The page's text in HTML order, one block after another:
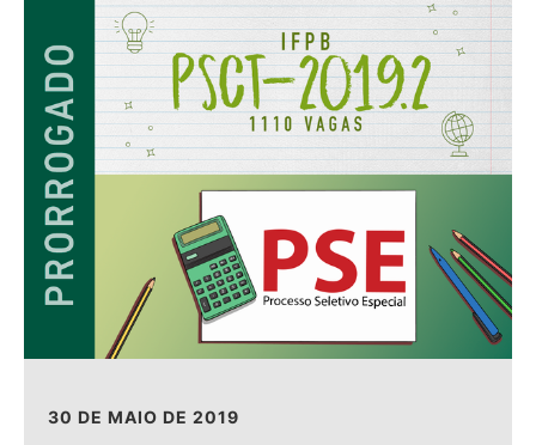
30 DE MAIO DE 2019